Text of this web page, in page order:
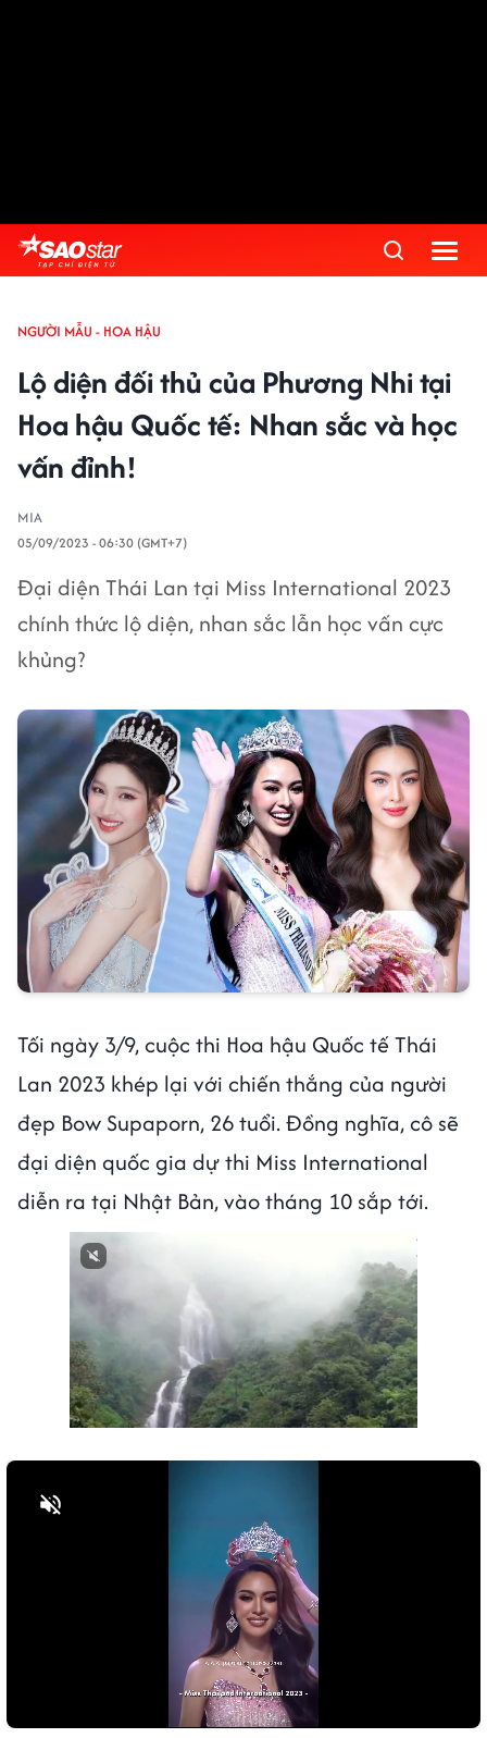
NGƯỜI MẪU - HOA HẬU
Lộ diện đối thủ của Phương Nhi tại
Hoa hậu Quốc tế: Nhan sắc và học
vấn đỉnh!
MIA
05/09/2023 - 06:30 (GMT+7)
Đại diện Thái Lan tại Miss International 2023
chính thức lộ diện, nhan sắc lẫn học vấn cực
khủng?
Tối ngày 3/9, cuộc thi Hoa hậu Quốc tế Thái
Lan 2023 khép lại với chiến thắng của người
đẹp Bow Supaporn, 26 tuổi. Đồng nghĩa, cô sẽ
đại diện quốc gia dự thi Miss International
diễn ra tại Nhật Bản, vào tháng 10 sắp tới.
00:00 01:05